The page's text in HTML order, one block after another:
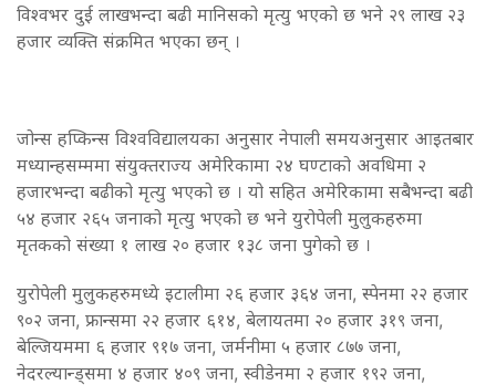
विश्वभर दुई लाखभन्दा बढी मानिसको मृत्यु भएको छ भने २९ लाख २३
हजार व्यक्ति संक्रमित भएका छन् ।
जोन्स हप्किन्स विश्वविद्यालयका अनुसार नेपाली समयअनुसार आइतबार
मध्यान्हसम्ममा संयुक्तराज्य अमेरिकामा २४ घण्टाको अवधिमा २
हजारभन्दा बढीको मृत्यु भएको छ । यो सहित अमेरिकामा सबैभन्दा बढी
५४ हजार २६५ जनाको मृत्यु भएको छ भने युरोपेली मुलुकहरुमा
मृतकको संख्या १ लाख २० हजार १३८ जना पुगेको छ ।
युरोपेली मुलुकहरुमध्ये इटालीमा २६ हजार ३६४ जना, स्पेनमा २२ हजार
९०२ जना, फ्रान्समा २२ हजार ६१४, बेलायतमा २० हजार ३१९ जना,
बेल्जियममा ६ हजार ९१७ जना, जर्मनीमा ५ हजार ८७७ जना,
नेदरल्यान्ड्समा ४ हजार ४०९ जना, स्वीडेनमा २ हजार १९२ जना,